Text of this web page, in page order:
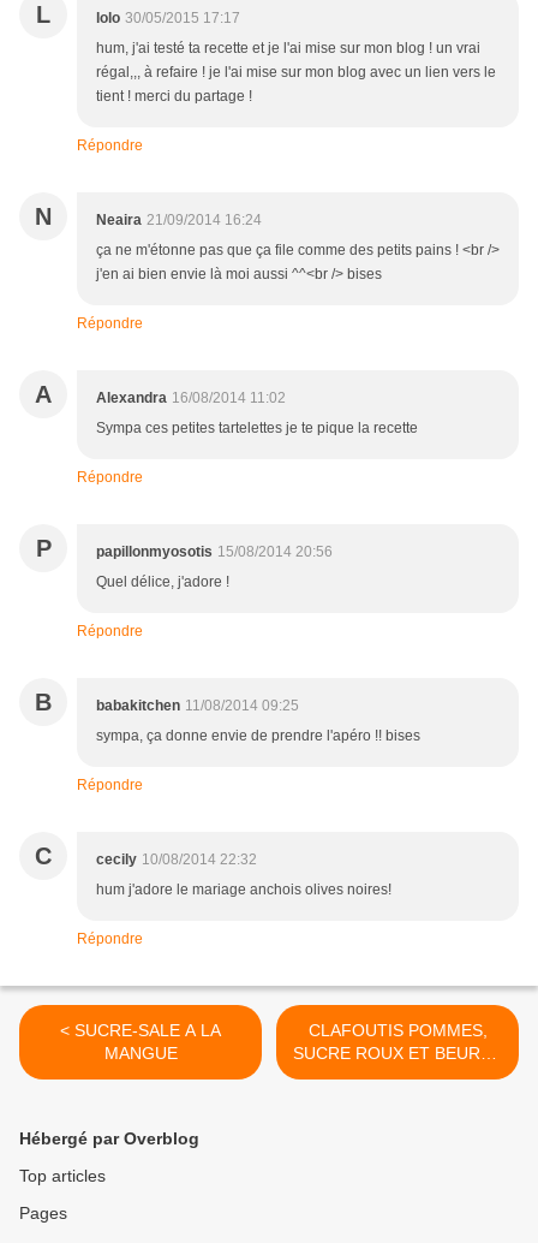
L lolo 30/05/2015 17:17
hum, j'ai testé ta recette et je l'ai mise sur mon blog ! un vrai
régal,,, à refaire ! je l'ai mise sur mon blog avec un lien vers le
tient ! merci du partage !
Répondre
N Neaira 21/09/2014 16:24
ça ne m'étonne pas que ça file comme des petits pains ! <br />
j'en ai bien envie là moi aussi ^^<br /> bises
Répondre
A Alexandra 16/08/2014 11:02
Sympa ces petites tartelettes je te pique la recette
Répondre
P papillonmyosotis 15/08/2014 20:56
Quel délice, j'adore !
Répondre
B babakitchen 11/08/2014 09:25
sympa, ça donne envie de prendre l'apéro !! bises
Répondre
C cecily 10/08/2014 22:32
hum j'adore le mariage anchois olives noires!
Répondre
< SUCRE-SALE A LA
MANGUE
CLAFOUTIS POMMES,
SUCRE ROUX ET BEURRE
SALE >
Hébergé par Overblog
Top articles
Pages